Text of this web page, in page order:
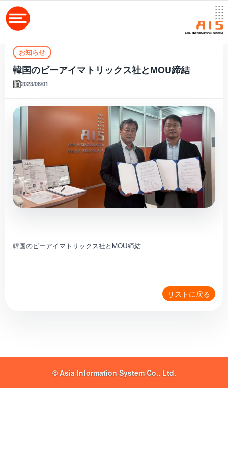
お知らせ
韓国のビーアイマトリックス社とMOU締結
2023/08/01
韓国のビーアイマトリックス社とMOU締結
リストに戻る
© Asia Information System Co., Ltd.